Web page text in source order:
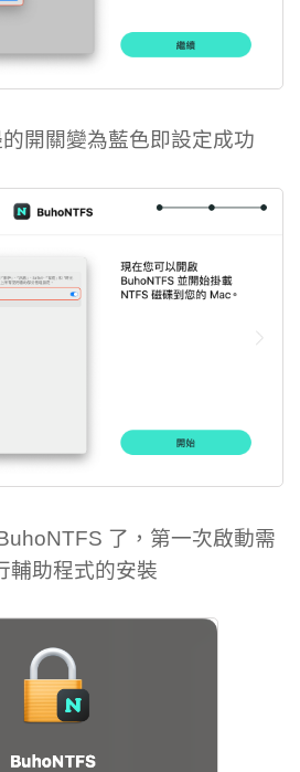
開關變為藍色即設定成功
了，第一次啟動需
輔助程式的安裝